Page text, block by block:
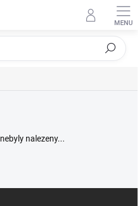
Hledat
nebyly nalezeny...